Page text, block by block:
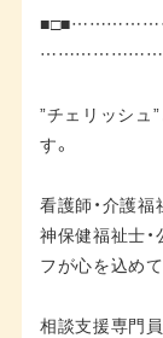
…………………
”チェリッシュ
す。
看護師・介護福
神保健福祉士
フが心を込め
相談支援専門